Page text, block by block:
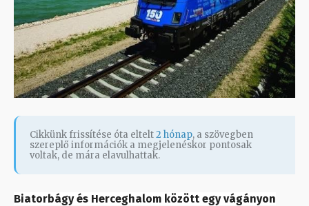
Cikkünk frissítése óta eltelt2 hónap, a szövegben
szereplő információk a megjelenéskor pontosak
voltak, de mára elavulhattak.
Biatorbágy és Herceghalom között egy vágányon